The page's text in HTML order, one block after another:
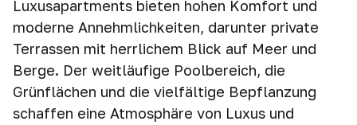
Luxusapartments bieten hohen Komfort und
moderne Annehmlichkeiten, darunter private
Terrassen mit herrlichem Blick auf Meer und
Berge. Der weitläufige Poolbereich, die
Grünflächen und die vielfältige Bepflanzung
schaffen eine Atmosphäre von Luxus und